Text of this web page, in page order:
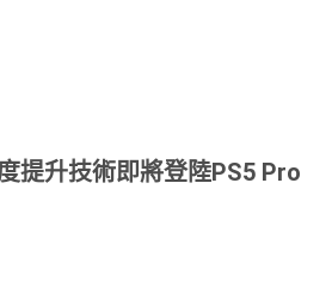
提升技術即將登陸PS5 Pro